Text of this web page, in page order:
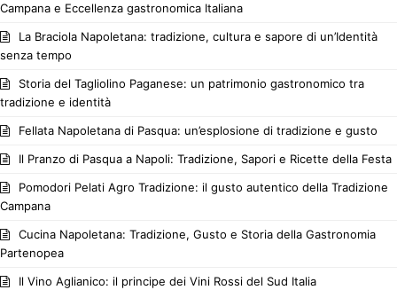
Campana e Eccellenza gastronomica Italiana
La Braciola Napoletana: tradizione, cultura e sapore di un’Identità
senza tempo
Storia del Tagliolino Paganese: un patrimonio gastronomico tra
tradizione e identità
Fellata Napoletana di Pasqua: un’esplosione di tradizione e gusto
Il Pranzo di Pasqua a Napoli: Tradizione, Sapori e Ricette della Festa
Pomodori Pelati Agro Tradizione: il gusto autentico della Tradizione
Campana
Cucina Napoletana: Tradizione, Gusto e Storia della Gastronomia
Partenopea
Il Vino Aglianico: il principe dei Vini Rossi del Sud Italia